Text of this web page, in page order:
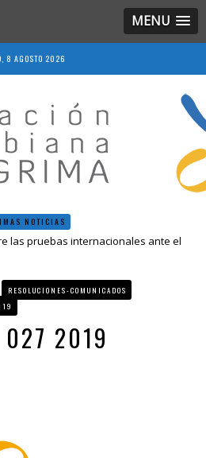
MENU
8 AGOSTO 2026
NOTICIAS
las pruebas internacionales ante el
Nacional Mayores, Cali, Abril 2019
027 2019
2023 – Cali, Colombia
RESOLUCIONES-COMUNICADOS
027 2019